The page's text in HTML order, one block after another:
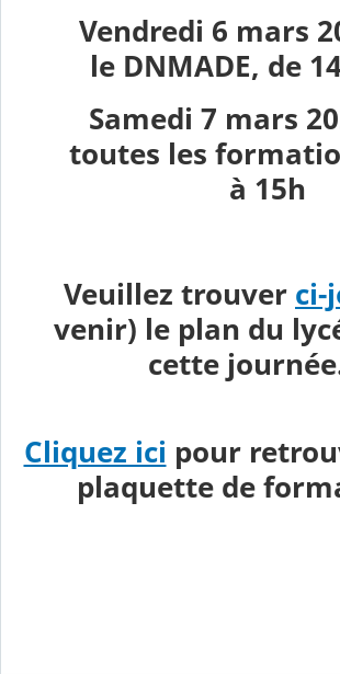
Vendredi 6 mars
le DNMADE, de
Samedi 7 mars
toutes les
à 15h
Veuillez trouver ci-
venir) le plan du
cette
Cliquez ici pour
plaquette de